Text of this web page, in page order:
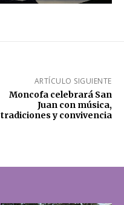
ARTÍCULO SIGUIENTE
Moncofa celebrará San
Juan con música,
tradiciones y convivencia